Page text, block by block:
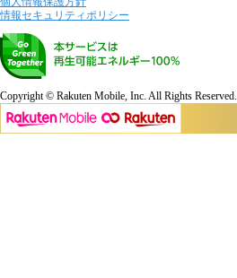
情報セキュリティポリシー
Copyright © Rakuten Mobile, Inc. All Rights Reserved.